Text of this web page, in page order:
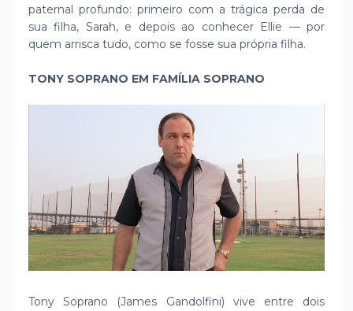
paternal profundo: primeiro com a trágica perda de
sua filha, Sarah, e depois ao conhecer Ellie — por
quem arrisca tudo, como se fosse sua própria filha.
TONY SOPRANO EM FAMÍLIA SOPRANO
Tony Soprano (James Gandolfini) vive entre dois